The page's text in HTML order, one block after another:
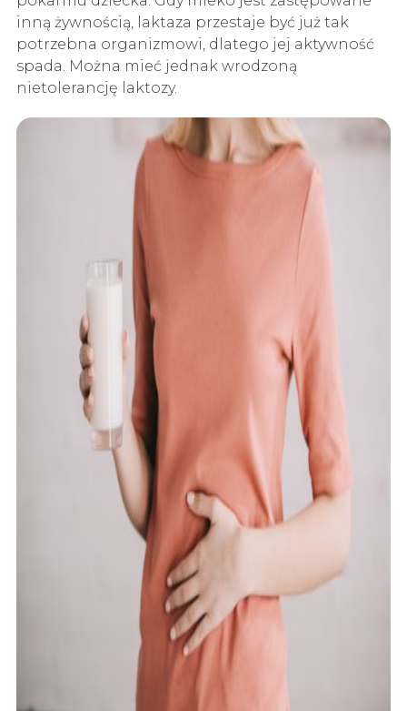
inną żywnością, laktaza przestaje być już tak
potrzebna organizmowi, dlatego jej aktywność
spada. Można mieć jednak wrodzoną
nietolerancję laktozy.